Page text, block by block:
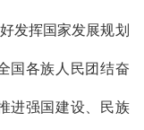
发挥国家发展规划
国各族人民团结奋
进强国建设、民族